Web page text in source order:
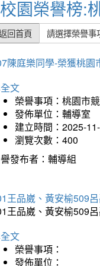
校園榮譽榜:
回首頁 請選擇榮譽事
陳庭樂同學-榮獲桃園
文
榮譽事項：桃園市
發佈單位：輔導室
建立時間：2025-
瀏覽次數：400
發布者：輔導組
王品崴、黃安榆509
王品崴、黃安榆509
文
榮譽事項：
發佈單位：